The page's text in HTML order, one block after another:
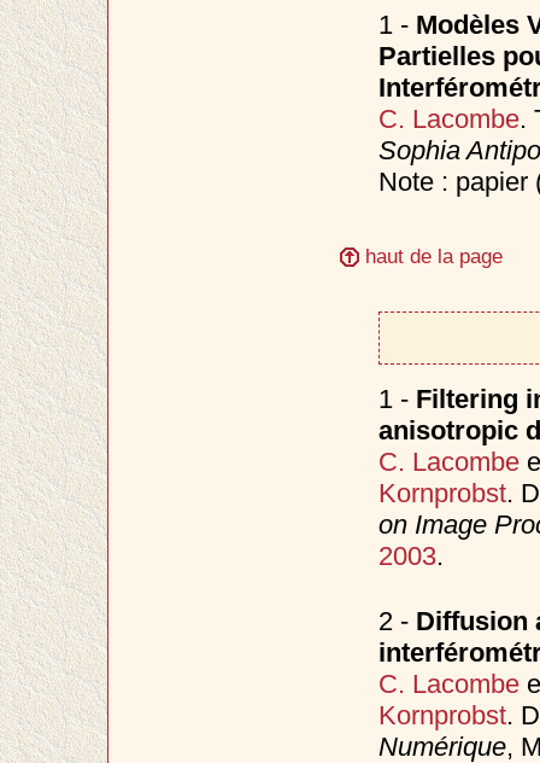
1 - Modèles
Partielles
C. Lacombe.
Sophia
Note : papier
haut de la page
1 - Filtering
anisotropic
C. Lacombe
Kornprobst.
on Image
2003.
2 - Diffusion
C. Lacombe
Kornprobst.
Numérique,